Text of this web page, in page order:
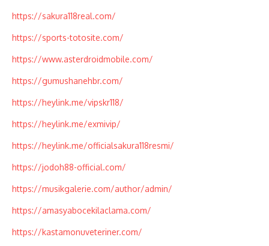
https://sakura118real.com/
https://sports-totosite.com/
https://www.asterdroidmobile.com/
https://gumushanehbr.com/
https://heylink.me/vipskr118/
https://heylink.me/exmivip/
https://heylink.me/officialsakura118resmi/
https://jodoh88-official.com/
https://musikgalerie.com/author/admin/
https://amasyabocekilaclama.com/
https://kastamonuveteriner.com/